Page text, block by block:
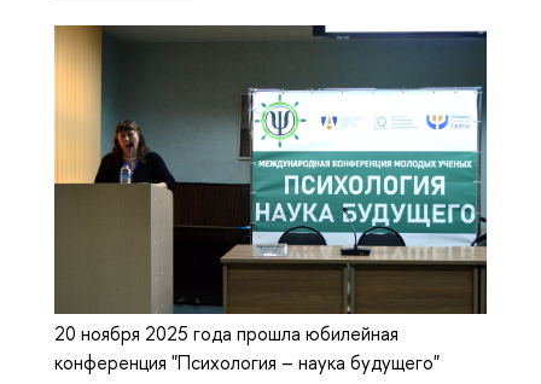
20 ноября 2025 года прошла юбилейная
конференция "Психология – наука будущего"